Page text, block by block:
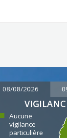
08/08/2026
Aucune
vigilance
particulière